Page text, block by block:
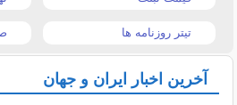
تیتر روزنامه ها
آخرین اخبار ایران و جهان